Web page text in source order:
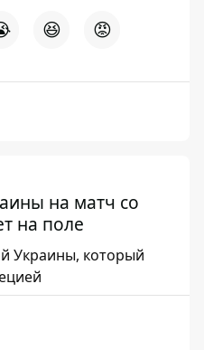
😆 😡
на матч со
на поле
Украины, который